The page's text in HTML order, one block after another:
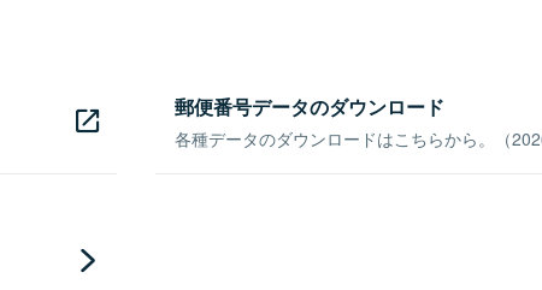
郵便番号データのダウンロード
各種データのダウンロードはこちらから。（